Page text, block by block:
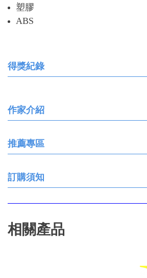
塑膠
ABS
得獎紀錄
作家介紹
推薦專區
訂購須知
相關產品